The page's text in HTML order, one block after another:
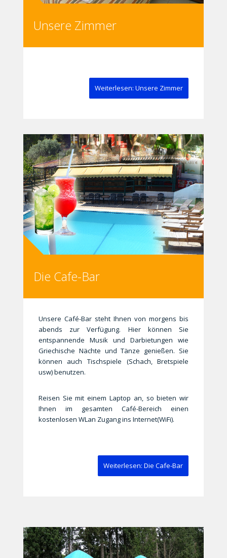
Unsere Zimmer
Weiterlesen: Unsere Zimmer
Die Cafe-Bar
Unsere Café-Bar steht Ihnen von morgens bis
abends zur Verfügung. Hier können Sie
entspannende Musik und Darbietungen wie
Griechische Nächte und Tänze genießen. Sie
können auch Tischspiele (Schach, Bretspiele
usw) benutzen.
Reisen Sie mit einem Laptop an, so bieten wir
Ihnen im gesamten Café-Bereich einen
kostenlosen WLan Zugang ins Internet(WiFi).
Weiterlesen: Die Cafe-Bar